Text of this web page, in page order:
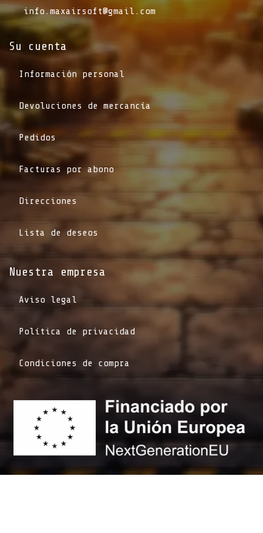
info.maxairsoft@gmail.com
Su cuenta
Información personal
Devoluciones de mercancía
Pedidos
Facturas por abono
Direcciones
Lista de deseos
Nuestra empresa
Aviso legal
Política de privacidad
Condiciones de compra